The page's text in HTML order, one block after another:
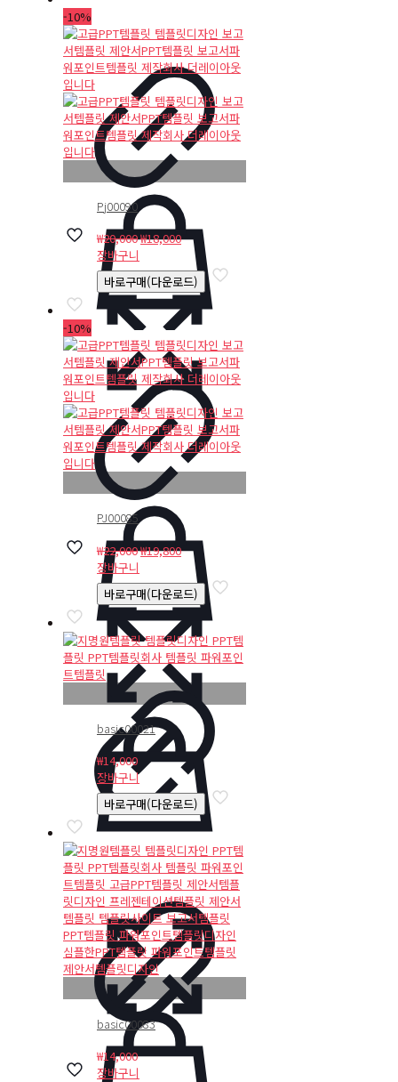
-10%
Pj00090
₩20,000원
가
격:
₩20,000.
₩18,000현
가
격:
₩18,000.
장바구니
바로구매(다운로드)
-10%
PJ00085
₩22,000원
가
격:
₩22,000.
₩19,800현
가
격:
₩19,800.
장바구니
바로구매(다운로드)
basic00021
₩14,000
장바구니
바로구매(다운로드)
basic00083
₩14,000
장바구니